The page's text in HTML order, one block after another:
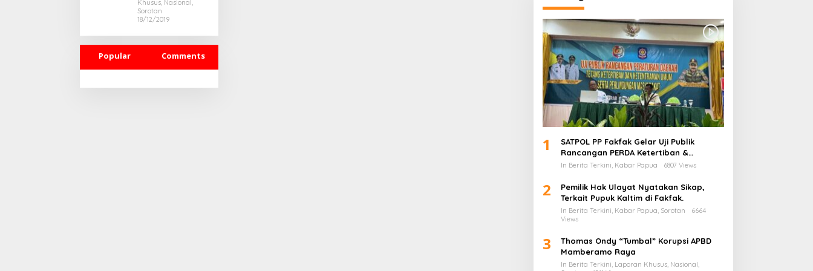
1 Desember 2019
Khusus, Nasional,
Sorotan
18/12/2019
Popular Comments
1
SATPOL PP Fakfak Gelar Uji Publik
Rancangan PERDA Ketertiban &
Ketentraman serta Perlindungan
In Berita Terkini, Kabar Papua 6807 Views
2
Pemilik Hak Ulayat Nyatakan Sikap,
Terkait Pupuk Kaltim di Fakfak.
In Berita Terkini, Kabar Papua, Sorotan
6664
Views
3
Thomas Ondy “Tumbal” Korupsi APBD
Mamberamo Raya
In Berita Terkini, Laporan Khusus, Nasional,